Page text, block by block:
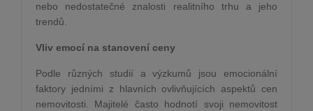
nebo nedostatečné znalosti realitního trhu a jeho
trendů.
Vliv emocí na stanovení ceny
Podle různých studií a výzkumů jsou emocionální
faktory jedními z hlavních ovlivňujících aspektů cen
nemovitosti. Majitelé často hodnotí svoji nemovitost